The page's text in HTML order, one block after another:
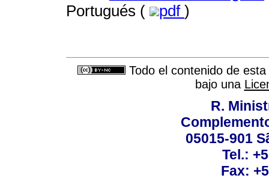
Portugués (
pdf )
Todo el contenido de
bajo una
R.
05015-901
Tel.:
Fax: